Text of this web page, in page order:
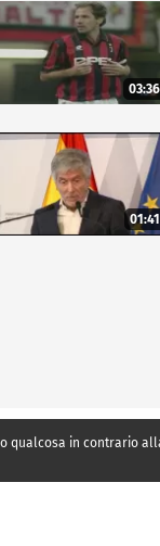
03:36
01:41
qualcosa in contrario